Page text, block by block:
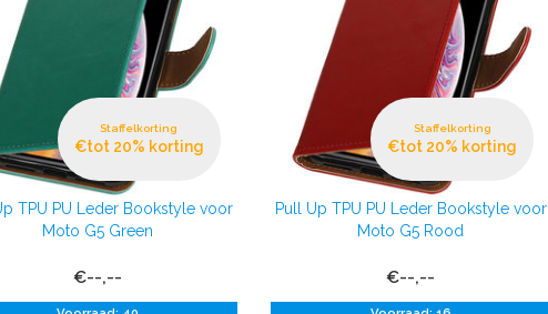
Staffelkorting
€tot 20% korting
TPU PU Leder Bookstyle voor
Moto G5 Green
€--,--
Staffelkorting
€tot 20% korting
Pull Up TPU PU Leder Bookstyle voor
Moto G5 Rood
€--,--